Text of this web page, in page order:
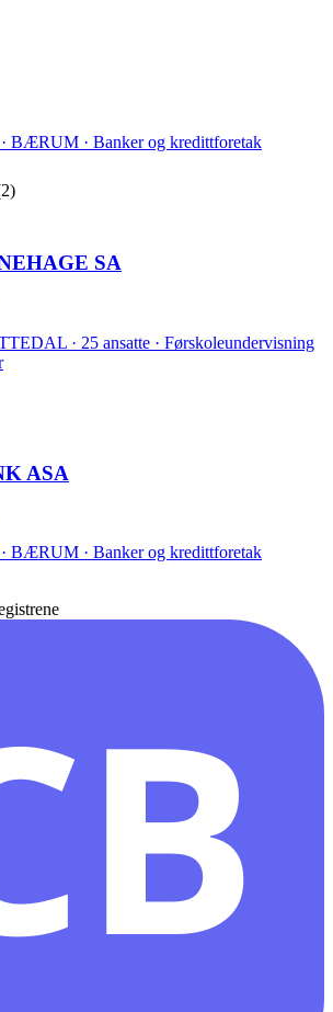
BÆRUM · Banker og kredittforetak
2)
SA
· 25 ansatte · Førskoleundervisning
ASA
BÆRUM · Banker og kredittforetak